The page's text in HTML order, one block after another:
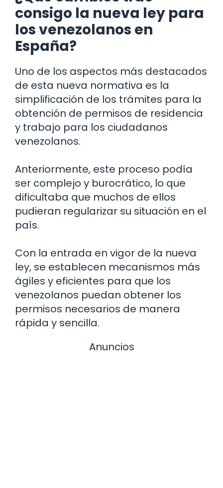
consigo la nueva ley para
los venezolanos en
España?
Uno de los aspectos más destacados
de esta nueva normativa es la
simplificación de los trámites para la
obtención de permisos de residencia
y trabajo para los ciudadanos
venezolanos.
Anteriormente, este proceso podía
ser complejo y burocrático, lo que
dificultaba que muchos de ellos
pudieran regularizar su situación en el
país.
Con la entrada en vigor de la nueva
ley, se establecen mecanismos más
ágiles y eficientes para que los
venezolanos puedan obtener los
permisos necesarios de manera
rápida y sencilla.
Anuncios